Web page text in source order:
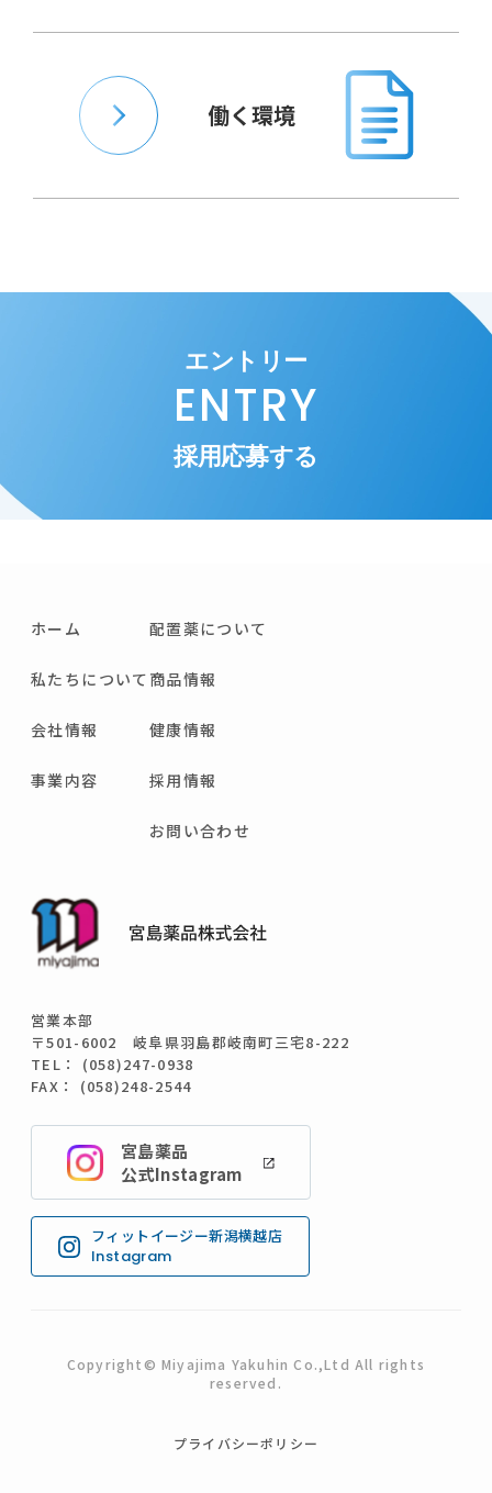
働く環境
エントリー
ENTRY
採用応募する
営業本部
〒501-6002 岐阜県羽島郡岐南町三宅8-222
TEL： (058)247-0938
FAX： (058)248-2544
ホーム
私たちについて
会社情報
事業内容
配置薬について
商品情報
健康情報
採用情報
お問い合わせ
宮島薬品
公式Instagram
フィットイージー新潟横越店
Instagram
Copyright© Miyajima Yakuhin Co.,Ltd All rights
reserved.
プライバシーポリシー